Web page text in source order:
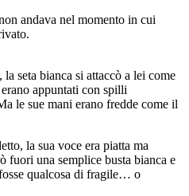
andava nel momento in cui
seta bianca si attaccò a lei come
appuntati con spilli
le sue mani erano fredde come il
la sua voce era piatta ma
fuori una semplice busta bianca e
qualcosa di fragile… o